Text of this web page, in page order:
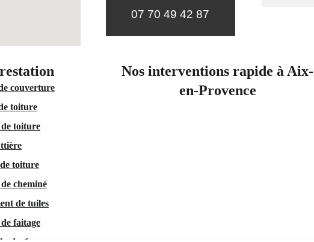
07 70 49 42 87
Nos interventions rapide à Aix-
en-Provence
couverture
toiture
toiture
toiture
cheminé
de tuiles
faitage